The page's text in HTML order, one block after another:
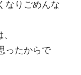
なりごめんな
ったからで